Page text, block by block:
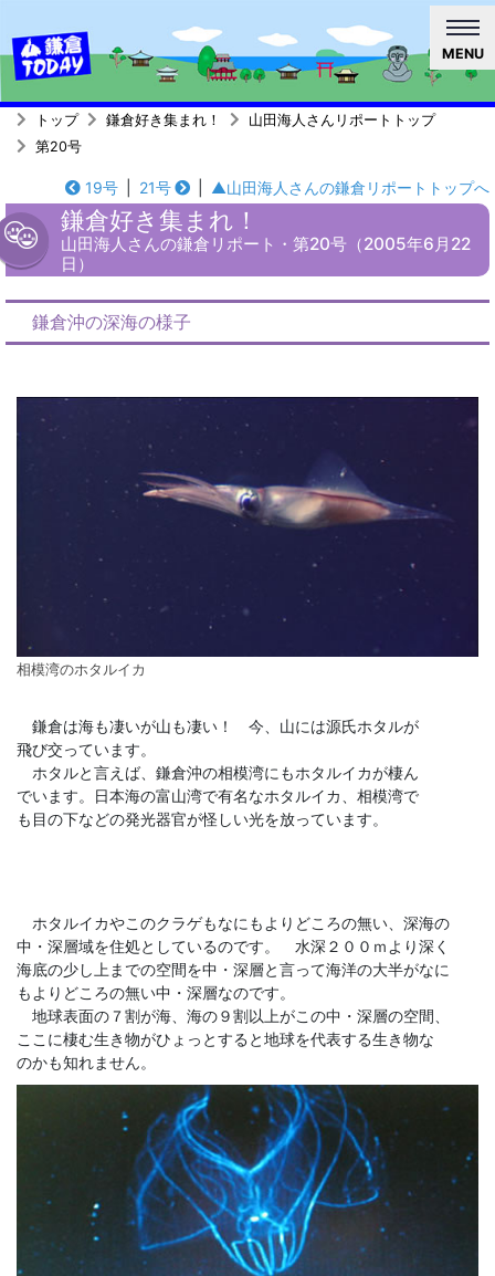
MENU
トップ 鎌倉好き集まれ！
山田海人さんリポートトップ
第20号
19号 21号 ▲山田海人さんの鎌倉リポートトップへ
鎌倉好き集まれ！
山田海人さんの鎌倉リポート・第20号（2005年6月22
日）
鎌倉沖の深海の様子
相模湾のホタルイカ
鎌倉は海も凄いが山も凄い！ 今、山には源氏ホタルが
飛び交っています。
ホタルと言えば、鎌倉沖の相模湾にもホタルイカが棲ん
でいます。日本海の富山湾で有名なホタルイカ、相模湾で
も目の下などの発光器官が怪しい光を放っています。
ホタルイカやこのクラゲもなにもよりどころの無い、深海の
中・深層域を住処としているのです。 水深２００ｍより深く
海底の少し上までの空間を中・深層と言って海洋の大半がなに
もよりどころの無い中・深層なのです。
地球表面の７割が海、海の９割以上がこの中・深層の空間、
ここに棲む生き物がひょっとすると地球を代表する生き物な
のかも知れません。